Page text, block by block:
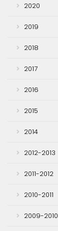
2020
2019
2018
2017
2016
2015
2014
2012-2013
2011-2012
2010-2011
2009-2010